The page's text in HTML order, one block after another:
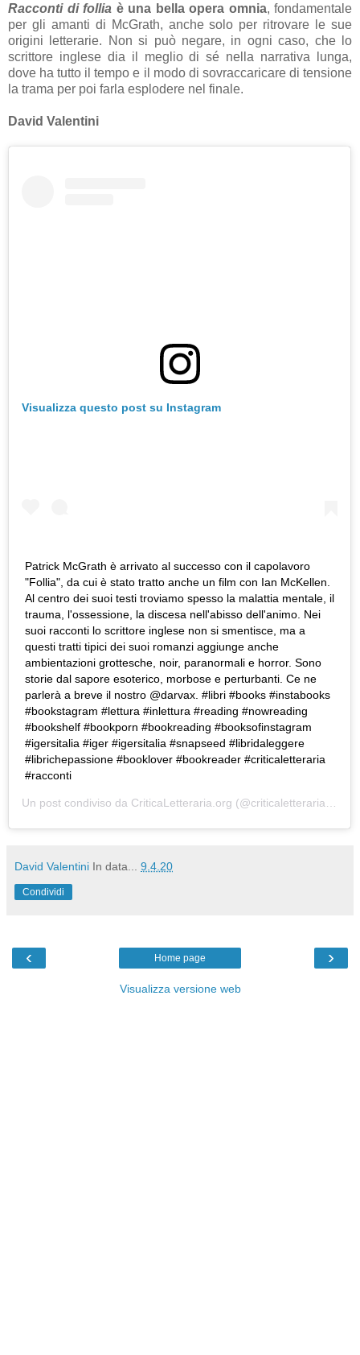
Racconti di follia è una bella opera omnia, fondamentale
per gli amanti di McGrath, anche solo per ritrovare le sue
origini letterarie. Non si può negare, in ogni caso, che lo
scrittore inglese dia il meglio di sé nella narrativa lunga,
dove ha tutto il tempo e il modo di sovraccaricare di tensione
la trama per poi farla esplodere nel finale.
David Valentini
Visualizza questo post su Instagram
Patrick McGrath è arrivato al successo con il capolavoro
"Follia", da cui è stato tratto anche un film con Ian McKellen.
Al centro dei suoi testi troviamo spesso la malattia mentale, il
trauma, l'ossessione, la discesa nell'abisso dell'animo. Nei
suoi racconti lo scrittore inglese non si smentisce, ma a
questi tratti tipici dei suoi romanzi aggiunge anche
ambientazioni grottesche, noir, paranormali e horror. Sono
storie dal sapore esoterico, morbose e perturbanti. Ce ne
parlerà a breve il nostro @darvax. #libri #books #instabooks
#bookstagram #lettura #inlettura #reading #nowreading
#bookshelf #bookporn #bookreading #booksofinstagram
#igersitalia #iger #igersitalia #snapseed #libridaleggere
#librichepassione #booklover #bookreader #criticaletteraria
#racconti
Un post condiviso da CriticaLetteraria.org (@criticaletteraria) in data:
David Valentini In data... 9.4.20
Condividi
‹ ›
Home page
Visualizza versione web